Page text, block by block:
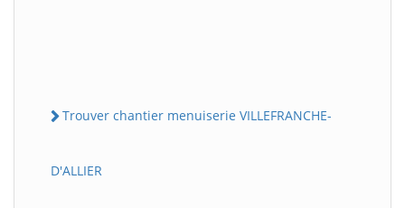
Trouver chantier menuiserie VILLEFRANCHE-
D'ALLIER